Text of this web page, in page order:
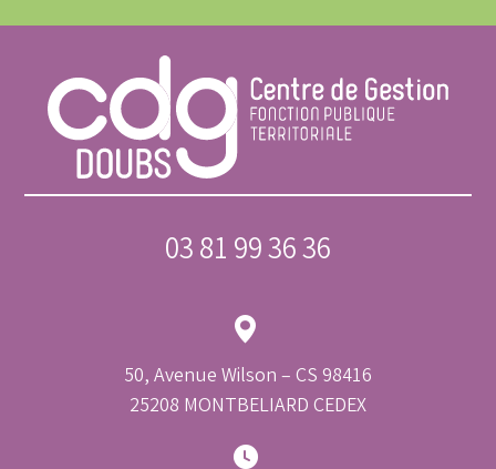
03 81 99 36 36
50, Avenue Wilson – CS 98416
25208 MONTBELIARD CEDEX